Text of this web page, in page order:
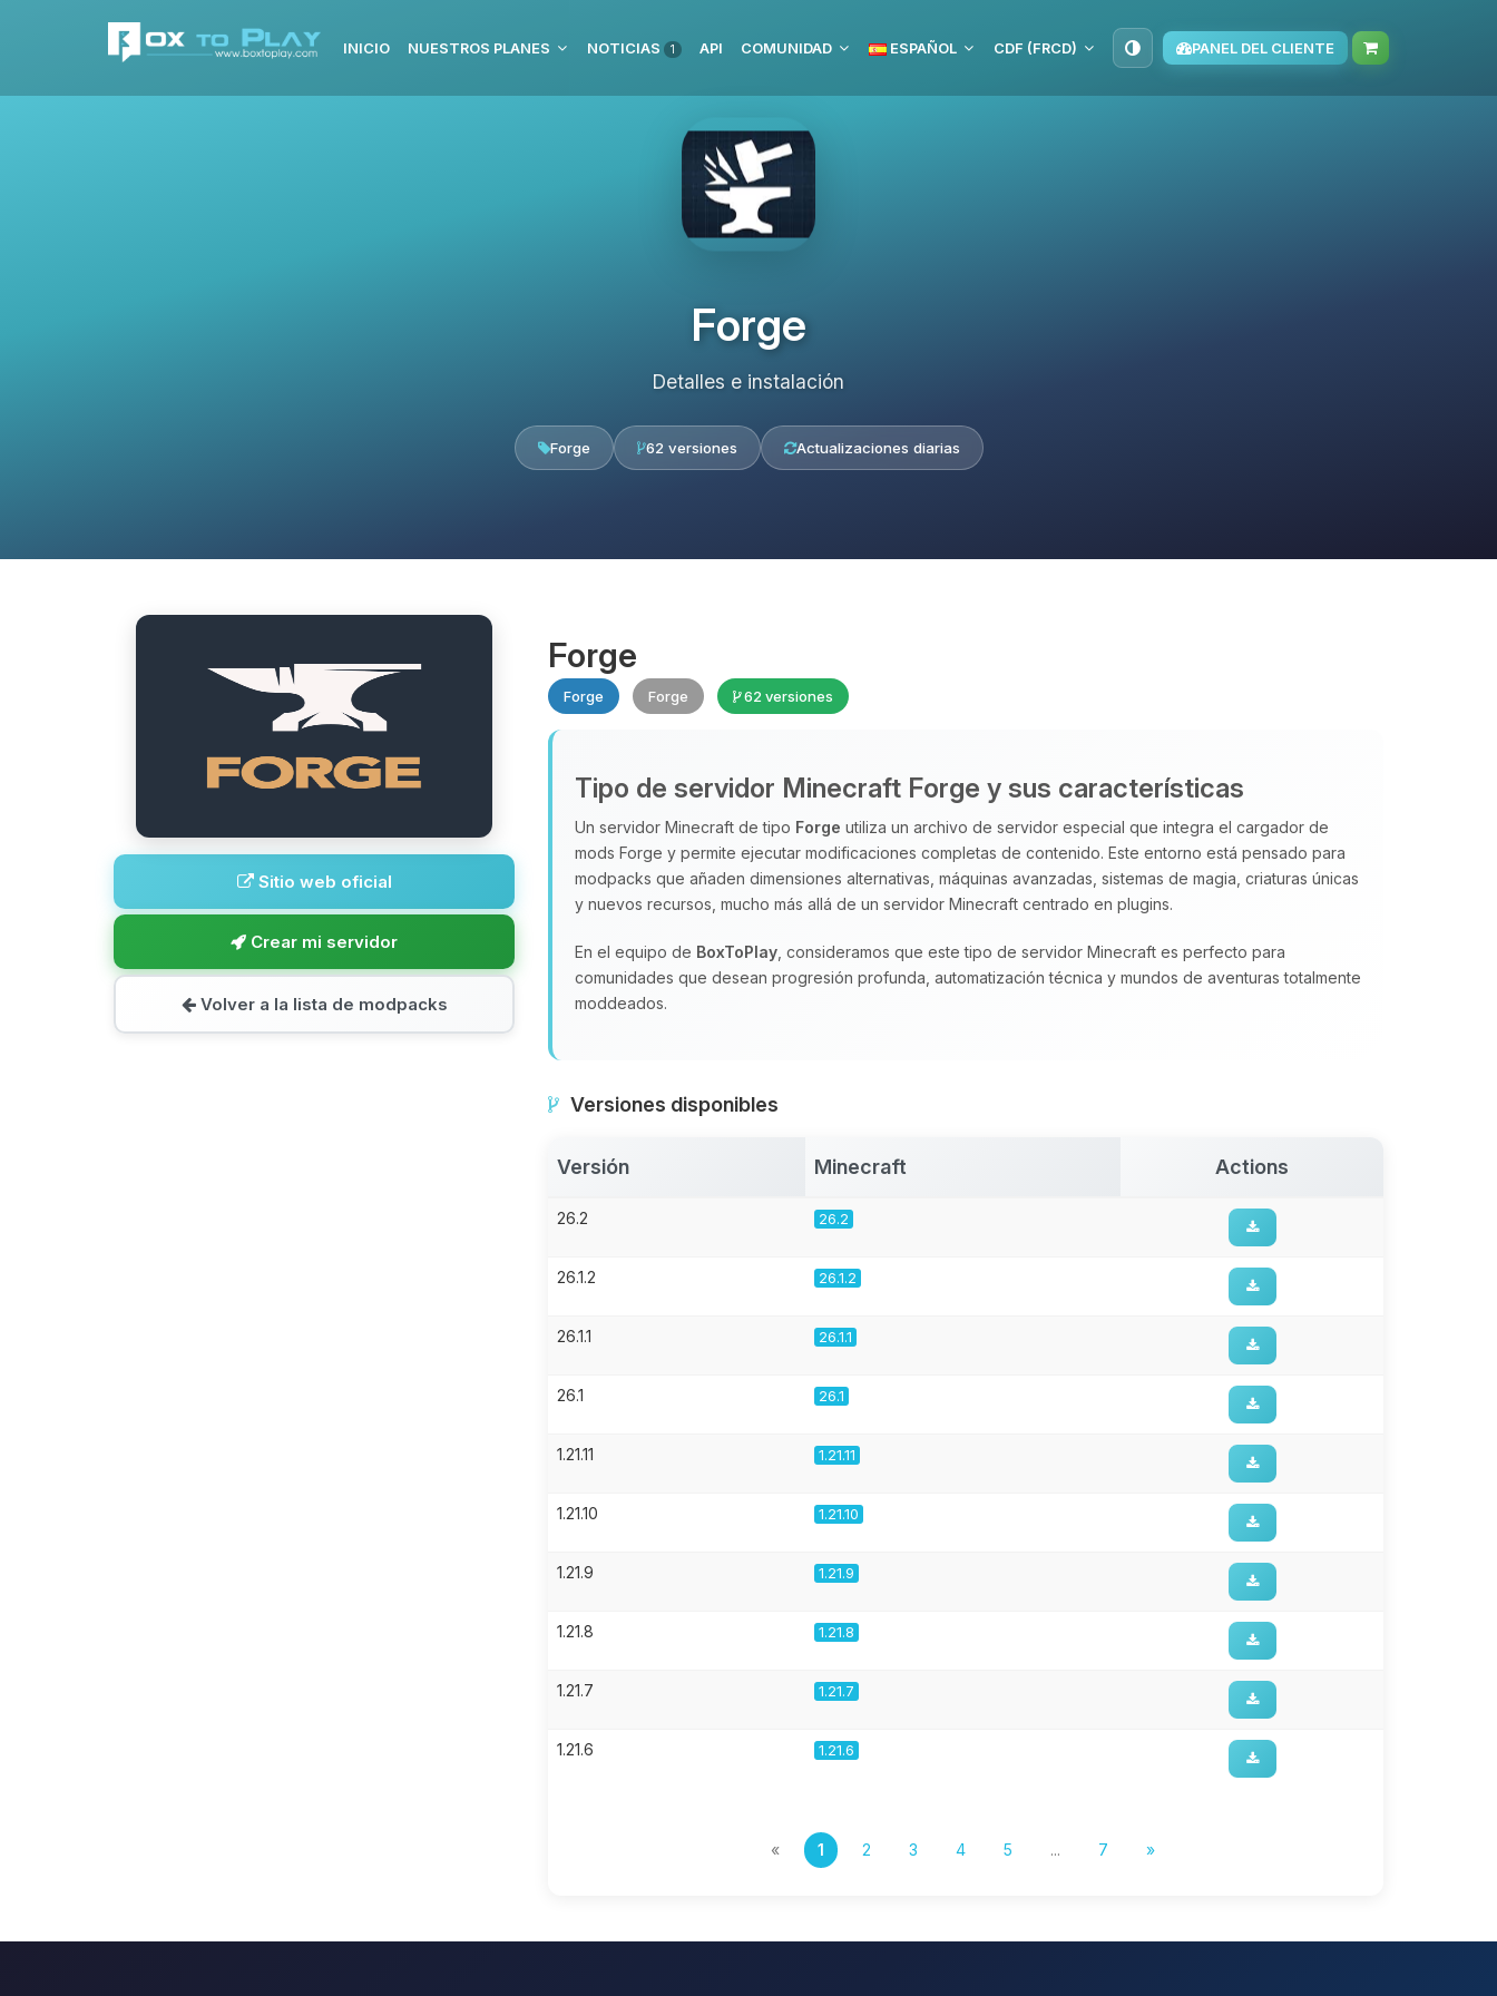
INICIO NUESTROS PLANES NOTICIAS 1 API COMUNIDAD ESPAÑOL CDF (FRCD) PANEL DEL CLIENTE
Forge
Detalles e instalación
Forge 62 versiones Actualizaciones diarias
Sitio web oficial
Crear mi servidor
Volver a la lista de modpacks
Forge
Forge Forge 62 versiones
Tipo de servidor Minecraft Forge y sus características
Un servidor Minecraft de tipo Forge utiliza un archivo de servidor especial que integra el cargador de
mods Forge y permite ejecutar modificaciones completas de contenido. Este entorno está pensado para
modpacks que añaden dimensiones alternativas, máquinas avanzadas, sistemas de magia, criaturas únicas
y nuevos recursos, mucho más allá de un servidor Minecraft centrado en plugins.
En el equipo de BoxToPlay , consideramos que este tipo de servidor Minecraft es perfecto para
comunidades que desean progresión profunda, automatización técnica y mundos de aventuras totalmente
moddeados.
Versiones disponibles
Versión Minecraft Actions
26.2 26.2
26.1.2 26.1.2
26.1.1 26.1.1
26.1 26.1
1.21.11 1.21.11
1.21.10 1.21.10
1.21.9 1.21.9
1.21.8 1.21.8
1.21.7 1.21.7
1.21.6 1.21.6
« 1 2 3 4 5 ... 7 »